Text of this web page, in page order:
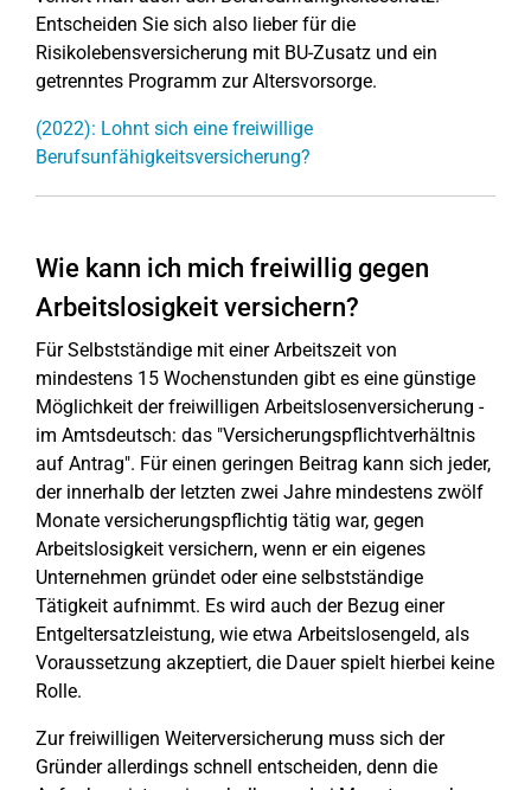
Entscheiden Sie sich also lieber für die
Risikolebensversicherung mit BU-Zusatz und ein
getrenntes Programm zur Altersvorsorge.
(2022): Lohnt sich eine freiwillige
Berufsunfähigkeitsversicherung?
Wie kann ich mich freiwillig gegen
Arbeitslosigkeit versichern?
Für Selbstständige mit einer Arbeitszeit von
mindestens 15 Wochenstunden gibt es eine günstige
Möglichkeit der freiwilligen Arbeitslosenversicherung -
im Amtsdeutsch: das "Versicherungspflichtverhältnis
auf Antrag". Für einen geringen Beitrag kann sich jeder,
der innerhalb der letzten zwei Jahre mindestens zwölf
Monate versicherungspflichtig tätig war, gegen
Arbeitslosigkeit versichern, wenn er ein eigenes
Unternehmen gründet oder eine selbstständige
Tätigkeit aufnimmt. Es wird auch der Bezug einer
Entgeltersatzleistung, wie etwa Arbeitslosengeld, als
Voraussetzung akzeptiert, die Dauer spielt hierbei keine
Rolle.
Zur freiwilligen Weiterversicherung muss sich der
Gründer allerdings schnell entscheiden, denn die